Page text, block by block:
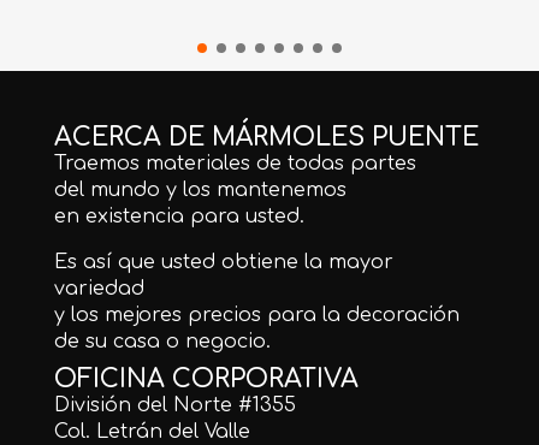
ACERCA DE MÁRMOLES PUENTE
Traemos materiales de todas partes
del mundo y los mantenemos
en existencia para usted.
Es así que usted obtiene la mayor
variedad
y los mejores precios para la decoración
de su casa o negocio.
OFICINA CORPORATIVA
División del Norte #1355
Col. Letrán del Valle